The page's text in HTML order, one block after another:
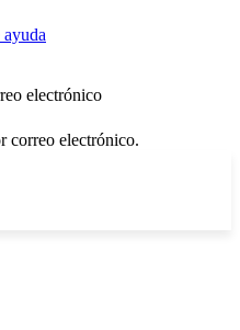
ayuda
electrónico
correo electrónico.